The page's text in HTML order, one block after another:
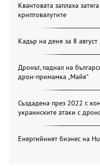
Квантовата заплаха
криптовалутите
Кадър на деня за 8 август
Дронът, паднал на
дрон-примамка „Майя“
Създадена през 2022 г.
украинските атаки с
Енергийният бизнес на